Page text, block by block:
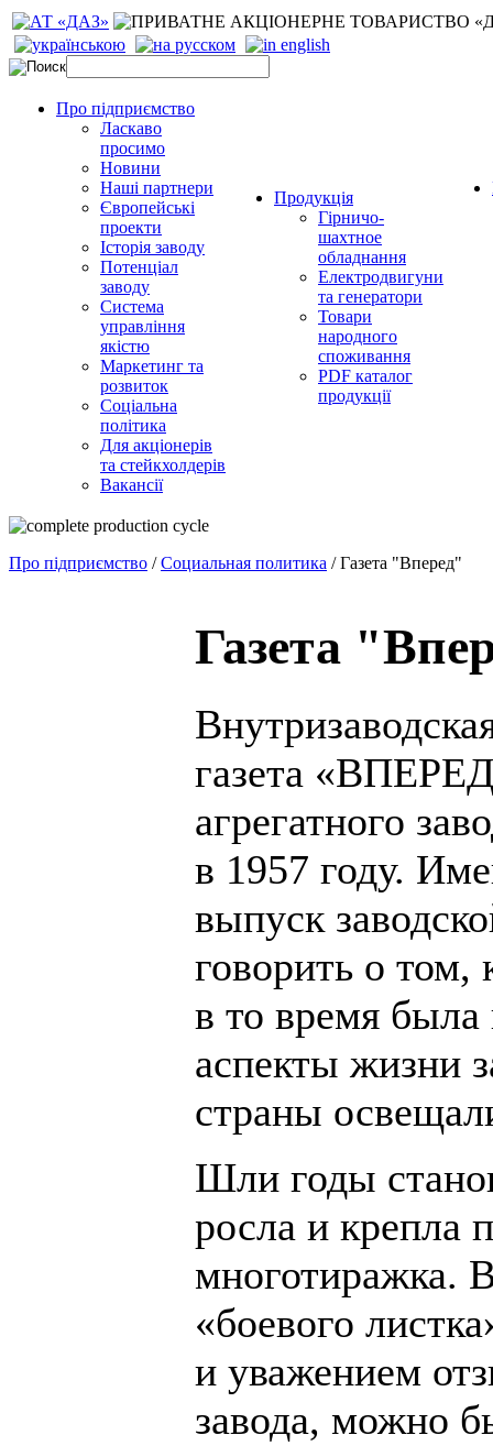
Про підприємство
Ласкаво
просимо
Новини
Наші партнери
Європейські
проекти
Історія заводу
Потенціал
заводу
Система
управління
якістю
Маркетинг та
розвиток
Соціальна
політика
Для акціонерів
та стейкхолдерів
Вакансії
Продукція
Гірничо-
шахтное
обладнання
Електродвигуни
та генератори
Товари
народного
споживання
PDF каталог
продукції
Про підприємство /Социальная политика / Газета "Вперед"
Газета
газета
агрегатного
в 1957 году.
выпуск
говорить о том,
в то время была
аспекты жизни
страны
Шли годы
росла и крепла
многотиражка.
«боевого
и уважением
завода, можно